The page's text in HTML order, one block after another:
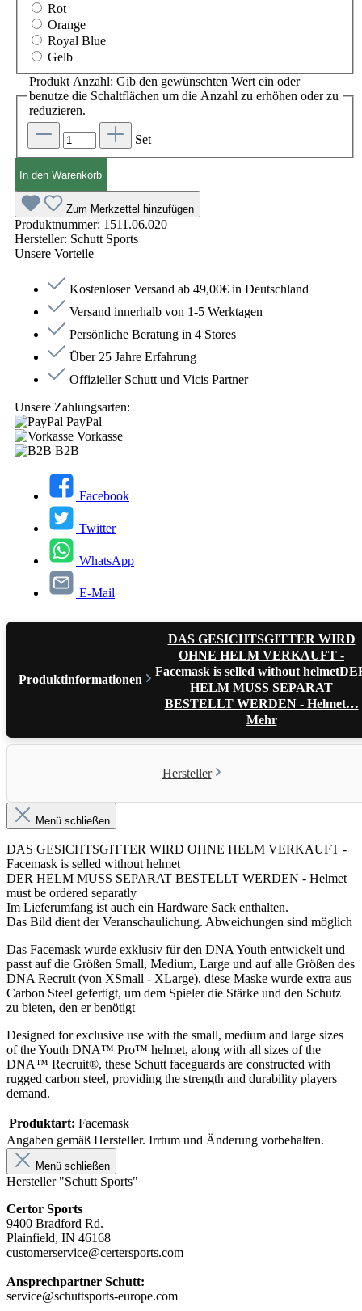
Rot
Orange
Royal Blue
Gelb
Produkt Anzahl: Gib den gewünschten Wert ein oder
benutze die Schaltflächen um die Anzahl zu erhöhen oder zu
reduzieren.
Set
In den Warenkorb
Zum Merkzettel hinzufügen
Produktnummer: 1511.06.020
Hersteller: Schutt Sports
Unsere Vorteile
Kostenloser Versand ab 49,00€ in Deutschland
Versand innerhalb von 1-5 Werktagen
Persönliche Beratung in 4 Stores
Über 25 Jahre Erfahrung
Offizieller Schutt und Vicis Partner
Unsere Zahlungsarten:
PayPal
Vorkasse
B2B
Facebook
Twitter
WhatsApp
E-Mail
Produktinformationen
DAS GESICHTSGITTER WIRD
OHNE HELM VERKAUFT -
Facemask is selled without
HELM MUSS SEPARAT
BESTELLT WERDEN - Helmet…
Mehr
Hersteller
Menü schließen
DAS GESICHTSGITTER WIRD OHNE HELM VERKAUFT -
Facemask is selled without helmet
DER HELM MUSS SEPARAT BESTELLT WERDEN - Helmet
must be ordered separatly
Im Lieferumfang ist auch ein Hardware Sack enthalten.
Das Bild dient der Veranschaulichung. Abweichungen sind möglich
Das Facemask wurde exklusiv für den DNA Youth entwickelt und
passt auf die Größen Small, Medium, Large und auf alle Größen des
DNA Recruit (von XSmall - XLarge), diese Maske wurde extra aus
Carbon Steel gefertigt, um dem Spieler die Stärke und den Schutz
zu bieten, den er benötigt
Designed for exclusive use with the small, medium and large sizes
of the Youth DNA™ Pro™ helmet, along with all sizes of the
DNA™ Recruit®, these Schutt faceguards are constructed with
rugged carbon steel, providing the strength and durability players
demand.
Produktart: Facemask
Angaben gemäß Hersteller. Irrtum und Änderung vorbehalten.
Menü schließen
Hersteller "Schutt Sports"
Certor Sports
9400 Bradford Rd.
Plainfield, IN 46168
customerservice@certersports.com
Ansprechpartner Schutt:
service@schuttsports-europe.com